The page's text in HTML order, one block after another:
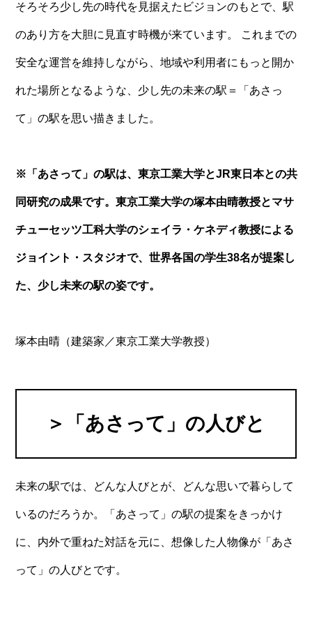
そろそろ少し先の時代を見据えたビジョンのもとで、駅
のあり方を大胆に見直す時機が来ています。 これまでの
安全な運営を維持しながら、地域や利用者にもっと開か
れた場所となるような、少し先の未来の駅＝「あさっ
て」の駅を思い描きました。
※「あさって」の駅は、東京工業大学とJR東日本との共
同研究の成果です。東京工業大学の塚本由晴教授とマサ
チューセッツ工科大学のシェイラ・ケネディ教授による
ジョイント・スタジオで、世界各国の学生38名が提案し
た、少し未来の駅の姿です。
塚本由晴（建築家／東京工業大学教授）
＞「あさって」の人びと
未来の駅では、どんな人びとが、どんな思いで暮らして
いるのだろうか。「あさって」の駅の提案をきっかけ
に、内外で重ねた対話を元に、想像した人物像が「あさ
って」の人びとです。